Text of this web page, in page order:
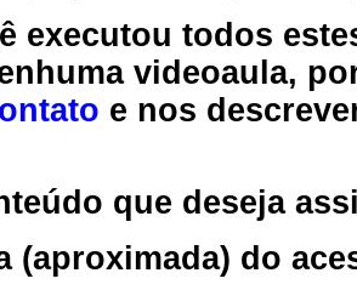
executou todos
videoaula,
e nos
que deseja
(aproximada) do